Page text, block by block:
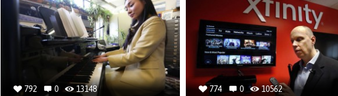
792 0 13148 774 0 10562